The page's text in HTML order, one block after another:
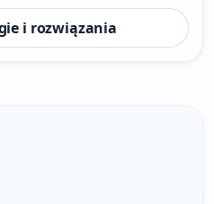
i rozwiązania